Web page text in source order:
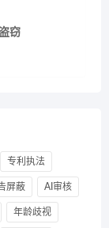
窃
专利执法
屏蔽 AI审核
年龄歧视